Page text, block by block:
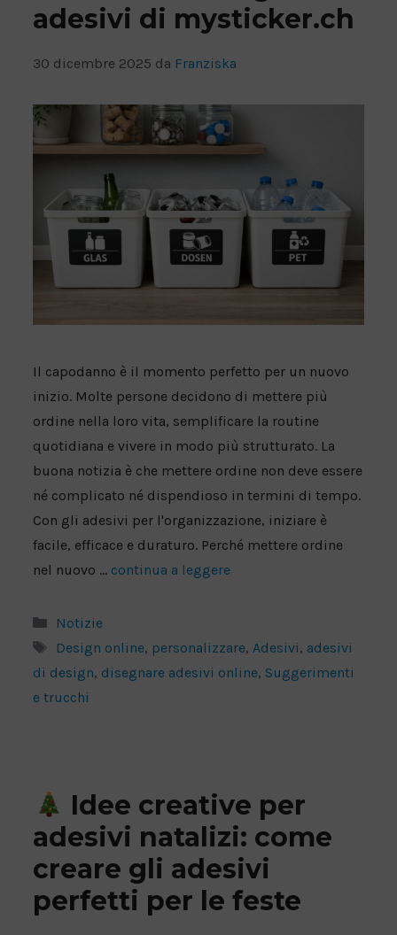
ADESIVI PER PAVIMENTI A BREVE TERMINE
adesivi di mysticker.ch
30 dicembre 2025 da Franziska
Il capodanno è il momento perfetto per un nuovo
inizio. Molte persone decidono di mettere più
ordine nella loro vita, semplificare la routine
quotidiana e vivere in modo più strutturato. La
buona notizia è che mettere ordine non deve essere
né complicato né dispendioso in termini di tempo.
Con gli adesivi per l'organizzazione, iniziare è
facile, efficace e duraturo. Perché mettere ordine
nel nuovo ... continua a leggere
Categorie
Notizie
Tag
Design online, personalizzare, Adesivi, adesivi
di design, disegnare adesivi online, Suggerimenti
e trucchi
Idee creative per
adesivi natalizi: come
creare gli adesivi
perfetti per le feste